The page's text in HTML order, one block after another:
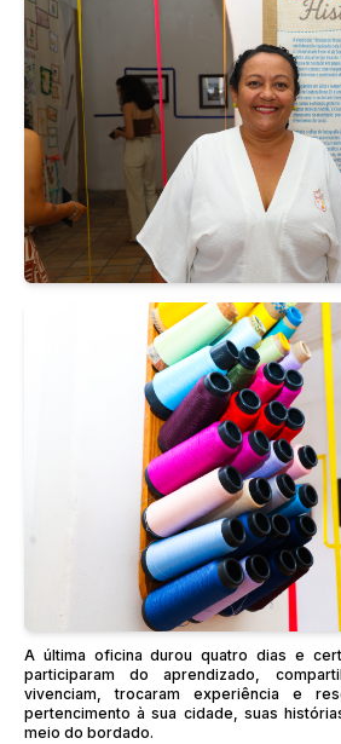
A última oficina durou quatro dias e
participaram do aprendizado,
vivenciam, trocaram experiência e
pertencimento à sua cidade, suas
meio do bordado.